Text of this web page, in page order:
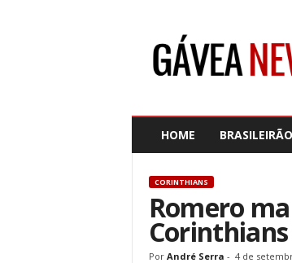
HOME BRASILEIRÃO
CORINTHIANS
Romero
Corinthians
Por André Serra - 4 de